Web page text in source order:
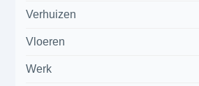
Verhuizen
Vloeren
Werk